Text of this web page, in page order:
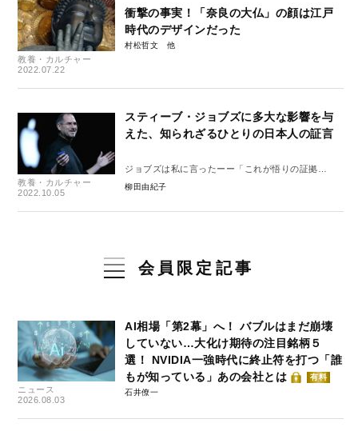
教養・カルチャー
2022.07.22
衝撃の事実！「奈良の大仏」の顔は江戸
時代のデザインだった
村松哲文
教養・カルチャー
2022.10.05
スティーブ・ジョブズに多大な影響を与
えた、知られざるひとりの日本人の証言
ジョブズは私に言ったーー「これが悟りの証拠
だ！」
柳田由紀子
会員限定記事
ニュース
2026.08.03
AI相場「第2幕」へ！ バブルはまだ崩壊
していない…大化け期待の注目銘柄５
選！ NVIDIA一強時代に終止符を打つ「誰
もが知っている」あの会社とは
有料
石井僚一